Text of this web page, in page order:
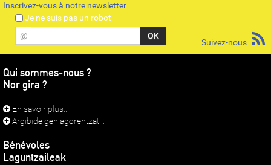
Inscrivez-vous à notre newsletter
Je ne suis pas un robot
@
Suivez-nous
Qui sommes-nous ?
Nor gira ?
En savoir plus...
Argibide gehiagorentzat...
Bénévoles
Laguntzaileak